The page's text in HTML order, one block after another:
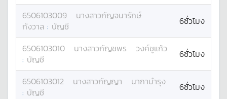
6506103009 นางสาวกัญจนารักษ์
กังวาล : บัญชี 6ชั่วโมง
6506103010 นางสาวกัญชพร
วงค์ชูแก้ว
: บัญชี 6ชั่วโมง
6506103012 นางสาวกัญญา
นากาบำรุง
: บัญชี 6ชั่วโมง